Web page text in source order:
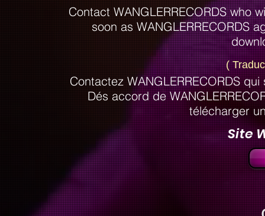
Contact WANGLERRECORDS who
soon as WANGLERRECORDS
(
Contactez WANGLERRECORDS
Dés accord de
télécharger
Site